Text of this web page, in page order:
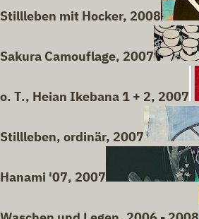
Stillleben mit Hocker, 2008
Sakura Camouflage, 2007
o. T., Heian Ikebana 1 + 2, 2007
Stillleben, ordinär, 2007
Hanami '07, 2007